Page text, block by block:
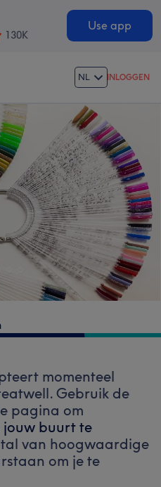
130K
Use app
NL INLOGGEN
momenteel
Gebruik de
pagina om
jouw buurt te
tal van hoogwaardige
om je te